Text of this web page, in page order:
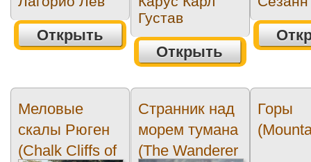
Открыть
Густав
Открыть
Меловые
скалы Рюген
(Chalk Cliffs of
Странник над
морем тумана
(The Wanderer
Горы